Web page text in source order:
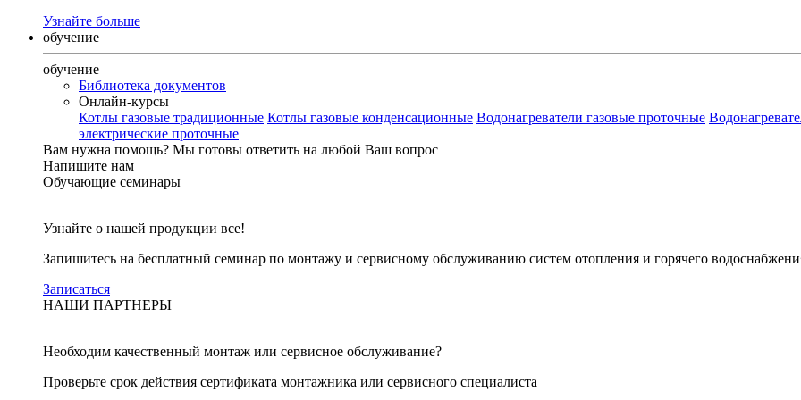
Узнайте больше
обучение
обучение
Библиотека документов
Онлайн-курсы
Котлы газовые традиционные Котлы газовые конденсационные Водонагреватели газовые проточные
электрические проточные
Вам нужна помощь? Мы готовы ответить на любой Ваш вопрос
Напишите нам
Обучающие семинары
Узнайте о нашей продукции все!
Запишитесь на бесплатный семинар по монтажу и сервисному обслуживанию систем отопления и горячего
Записаться
НАШИ ПАРТНЕРЫ
Необходим качественный монтаж или сервисное обслуживание?
Проверьте срок действия сертификата монтажника или сервисного специалиста